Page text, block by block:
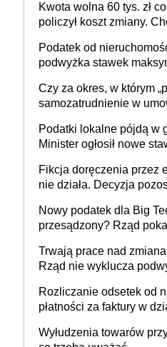
Kwota wolna 60 tys. zł
policzył koszt zmiany.
Podatek od
podwyżka stawek
budynków i lokali
prowadzeniem
Czy za okres, w którym
samozatrudnienie w
umowy cywilnoprawnej
racjonalnym wyjściem
Podatki lokalne pójdą w
Minister ogłosił nowe
Fikcja doręczenia przez
nie działa. Decyzja
Nowy podatek dla Big
przesądzony? Rząd
Trwają prace nad
Rząd nie wyklucza
Rozliczanie odsetek od
płatności za faktury w
Wyłudzenia towarów